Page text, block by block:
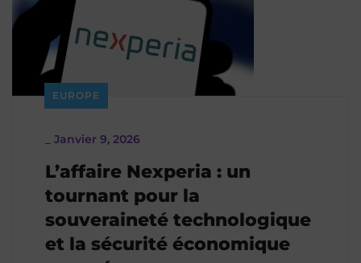
EUROPE
Janvier 9, 2026
L’affaire Nexperia : un
tournant pour la
souveraineté technologique
et la sécurité économique